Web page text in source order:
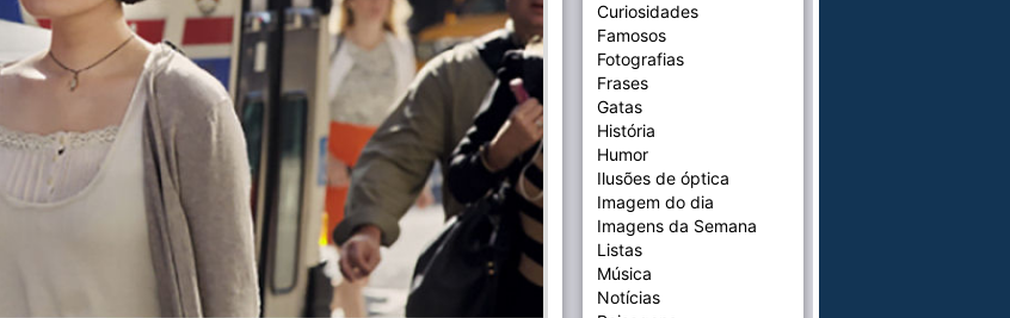
Curiosidades
Famosos
Fotografias
Frases
Gatas
História
Humor
Ilusões de óptica
Imagem do dia
Imagens da Semana
Listas
Música
Notícias